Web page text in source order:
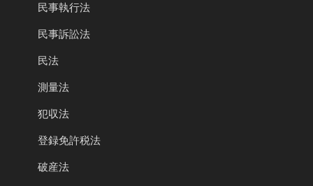
民事執行法
民事訴訟法
民法
測量法
犯収法
登録免許税法
破産法